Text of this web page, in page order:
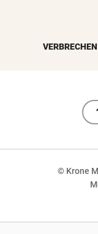
VERBRECHEN
© Krone
NaN%